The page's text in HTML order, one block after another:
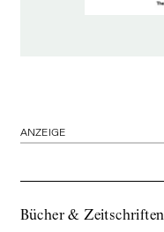
ANZEIGE
Bücher & Zeitschriften